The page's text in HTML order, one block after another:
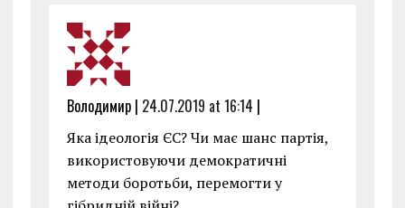
Володимир | 24.07.2019 at 16:14 |
Яка ідеологія ЄС? Чи має шанс партія,
використовуючи демократичні
методи боротьби, перемогти у